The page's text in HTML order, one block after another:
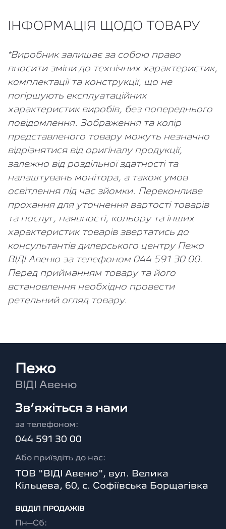
ІНФОРМАЦІЯ ЩОДО ТОВАРУ
*Виробник залишає за собою право
вносити зміни до технічних характеристик,
комплектації та конструкції, що не
погіршують експлуатаційних
характеристик виробів, без попереднього
повідомлення. Зображення та колір
представленого товару можуть незначно
відрізнятися від оригіналу продукції,
залежно від роздільної здатності та
налаштувань монітора, а також умов
освітлення під час зйомки. Переконливе
прохання для уточнення вартості товарів
та послуг, наявності, кольору та інших
характеристик товарів звертатись до
консультантів дилерського центру Пежо
ВІДІ Авеню за телефоном 044 591 30 00.
Перед прийманням товару та його
встановлення необхідно провести
ретельний огляд товару.
Пежо
ВІДІ Авеню
Зв’яжіться з нами
за телефоном:
044 591 30 00
Або приїздіть до нас:
ТОВ "ВІДІ Авеню", вул. Велика
Кільцева, 60, с. Софіївська Борщагівка
ВІДДІЛ ПРОДАЖІВ
Пн–Сб: